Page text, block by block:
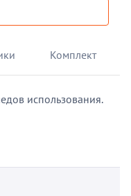
Комплект
использования.